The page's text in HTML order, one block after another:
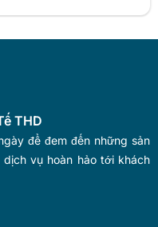
THD
để đem đến những sản
vụ hoàn hảo tới khách